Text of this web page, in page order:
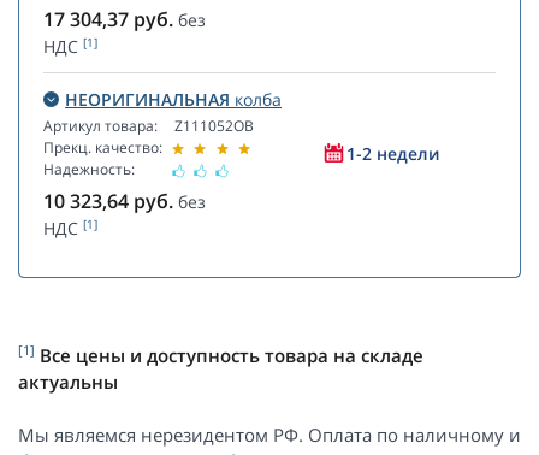
17 304,37 руб. без
НДС [1]
НЕОРИГИНАЛЬНАЯ колба
Артикул товара:
Прекц. качество:
Надежность:
Z111052OB
1-2 недели
10 323,64 руб. без
НДС [1]
[1] Все цены и доступность товара на складе
актуальны
Мы являемся нерезидентом РФ. Оплата по наличному и